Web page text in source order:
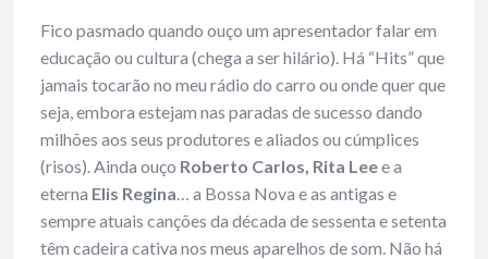
Fico pasmado quando ouço um apresentador falar em
educação ou cultura (chega a ser hilário). Há “Hits” que
jamais tocarão no meu rádio do carro ou onde quer que
seja, embora estejam nas paradas de sucesso dando
milhões aos seus produtores e aliados ou cúmplices
(risos). Ainda ouço Roberto Carlos, Rita Leee a
eterna Elis Regina… a Bossa Nova e as antigas e
sempre atuais canções da década de sessenta e setenta
têm cadeira cativa nos meus aparelhos de som. Não há